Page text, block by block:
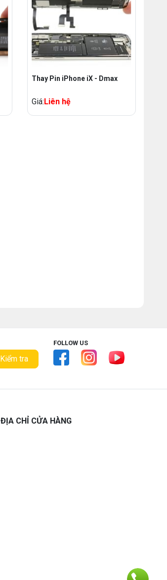
Thay Pin iPhone iX - Dmax
Giá: Liên hệ
Kiểm tra
FOLLOW US
ĐỊA CHỈ CỬA HÀNG